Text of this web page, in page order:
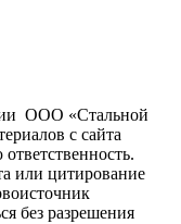
ООО «Стальной
с сайта
или цитирование
без разрешения